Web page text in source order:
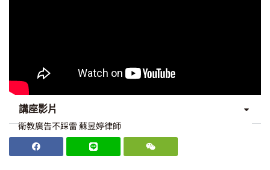
講座影片
衛教廣告不踩雷 蘇昱婷律師